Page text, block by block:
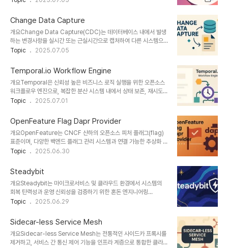
트로 분리기존 ..
계함으로써, 모듈화, API 기반 통신, 도메인 중심 설계(DDD) 등이 실
제 구현되도록 유도하는 강력한 조직-기술 정렬 방식입니다.1. 개념 및
정의Conway’s Law: “조직은 그 조직의 커뮤니케이션 구조를 닮은
시스템을 설계한다.” (Melvin Conway, 1968)Inverse Conway
Maneuver: 반대로 시스템 설계를 기준으로 조직 구조를 먼저 설계
Change Data Capture
개요Change Data Capture(CDC)는 데이터베이스 내에서 발생
하는 변경사항을 실시간 또는 근실시간으로 캡처하여 다른 시스템으
로 전파하는 기술입니다. 기존의 배치 기반 ETL과 달리, CDC는 데
전달함으로써 데이터 동기화의 정확성과 속도를 크게 향상시킵니다.1.
개념 및 정의CDC는 소스 시스템의 데이터 변경을 감지하여 대상 시
스템으로 전달하고 이를 실시간으로 반영하는 데이터 처리 기법입니
다.적용 대상: 관계형 DB, NoSQL, 메시지 큐 등주요 방식: 로그 기반
(Log-based), 트리거 기반(Trigger-based), 시간 기반
동2. 특징 ..
Topic 2025.07.05
Temporal.io Workflow Engine
개요Temporal은 신뢰성 높은 비즈니스 로직 실행을 위한 오픈소스
워크플로우 엔진으로, 복잡한 분산 시스템 내에서 상태 보존, 재시도,
타임아웃 제어, 이벤트 순서 보장 등 안정적인 실행을 자동화한다. 이
운영 전략 등을 소개한다.1. 개념 및 정의 항목 설명 정의Temporal은
워크플로우와 액티비티(Activity) 단위로 어플리케이션 로직을 정의
하고, 상태 기반으로 실행 흐름을 자동 관리하는 분산 워크플로우 엔진
이다.목적장애 복구 가능한 비즈니스 로직 구성, 이벤트 기반 상태 흐
름 자동화필요성마이크로서비스 환경에서 분산 상태, 재시도, 트랜잭
Temporal S..
Topic 2025.07.01
OpenFeature Flag Dapr Provider
개요OpenFeature는 CNCF 산하의 오픈소스 피처 플래그(flag)
표준이며, 다양한 백엔드 플래그 관리 시스템과 연결 가능한 추상화 인
터페이스를 제공한다. Dapr(Distributed Application
로, 상태, pub/sub, 시크릿, 구성 등 다양한 기능을 제공하며, 최근에
는 피처 플래그 기능도 내장하였다. 본 글에서는 OpenFeature와
Dapr의 결합 구조, Dapr Provider 구성 방식, 사용 사례 및 기대 효
과 등을 정리한다.1. 개념 및 정의 항목 설명 OpenFeature벤더 중립
적 피처 플래그 표준화 라이브러리다양한 백엔드와 연동 가능 Dapr
Topic 2025.06.30
Steadybit
개요Steadybit는 마이크로서비스 및 클라우드 환경에서 시스템의
회복 탄력성과 운영 신뢰성을 검증하기 위한 혼돈 엔지니어링
(Chaos Engineering) 플랫폼이다. 이 글에서는 Steadybit의 개
가용성을 강화하고자 하는 DevOps 및 SRE 팀에 실질적인 인사이트
를 제공한다. 1. 개념 및 정의 항목 설명 정의Steadybit는 장애 시나
리오를 정의하고, 실제 환경에서 시스템의 복원력을 테스트하는 혼돈
엔지니어링 SaaS 플랫폼이다.목적시스템의 복원력 향상, 장애 예방,
Topic 2025.06.29
Sidecar-less Service Mesh
개요Sidecar-less Service Mesh는 전통적인 사이드카 프록시를
제거하고, 서비스 간 통신 제어 기능을 인프라 계층으로 통합한 클라우